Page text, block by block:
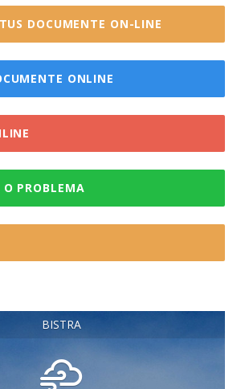
DOCUMENTE ON-LINE
ONLINE
PROBLEMA
BISTRA